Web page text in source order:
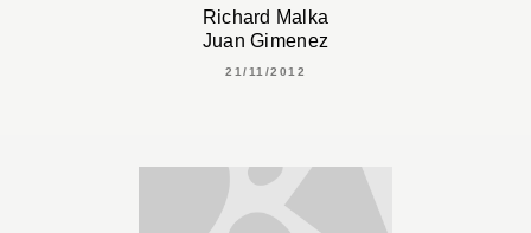
Richard Malka
Juan Gimenez
21/11/2012